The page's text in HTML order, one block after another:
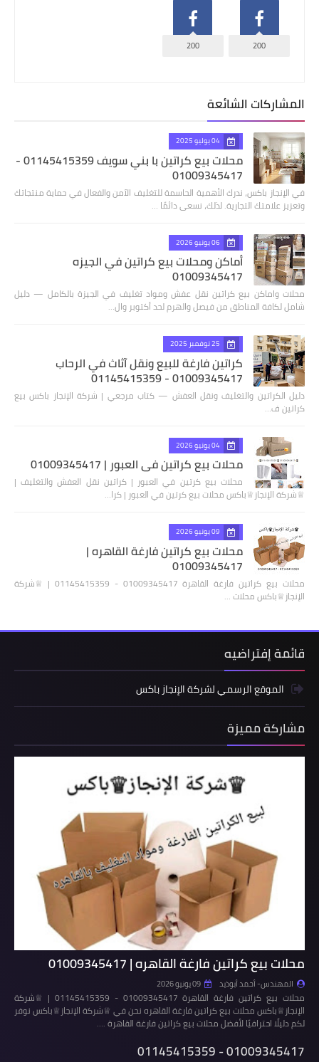
200
200
المشاركات الشائعة
04 يوليو 2025
محلات بيع كراتين با بني سويف 01145415359 -
01009345417
في الإنجاز باكس، ندرك الأهمية الحاسمة للتغليف الآمن والفعال في حماية منتجاتك
وتعزيز علامتك التجارية. لذلك، نسعى دائمًا …
06 يونيو 2026
أماكن ومحلات بيع كراتين في الجيزه
01009345417
محلات واماكن بيع كراتين نقل عفش ومواد تغليف في الجيزة بالكامل — دليل
شامل لكافة المناطق من فيصل والهرم لحد أكتوبر وال…
25 نوفمبر 2025
كراتين فارغة للبيع ونقل آثاث في الرحاب
01009345417 - 01145415359
دليل الكراتين والتغليف ونقل العفش — كتاب مرجعي | شركة الإنجاز باكس بيع
كراتين ف…
04 يونيو 2026
محلات بيع كراتين في العبور | 01009345417
محلات بيع كرتين في العبور | كراتين نقل العفش والتغليف |
♕شركة الإنجاز♕باكس محلات بيع كرتين في العبور | كرا…
09 يونيو 2026
محلات بيع كراتين فارغة القاهره |
01009345417
محلات بيع كراتين فارغة القاهرة 01009345417 - 01145415359 | ♕شركة
الإنجاز♕باكس محلات …
قائمة إفتراضيه
الموقع الرسمي لشركة الإنجاز باكس
مشاركة مميزة
محلات بيع كراتين فارغة القاهره | 01009345417
المهندس- أحمد أبوذيد 09 يونيو 2026
محلات بيع كراتين فارغة القاهرة 01009345417 - 01145415359 | ♕شركة
الإنجاز♕باكس محلات بيع كراتين فارغة القاهره نحن في ♕شركة الإنجاز♕باكس نوفر
لكم دليلًا احترافيًا لأفضل محلات بيع كراتين فارغة القاهرة .…
01009345417 - 01145415359